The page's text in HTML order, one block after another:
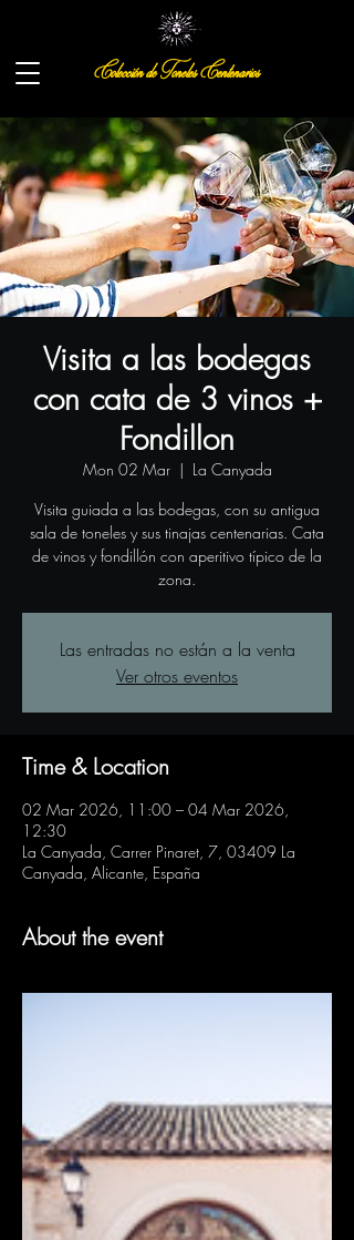
Colección de Toneles Centenarios
Visita a las bodegas
con cata de 3 vinos +
Fondillon
Mon 02 Mar
  |
La Canyada
Visita guiada a las bodegas, con su antigua
sala de toneles y sus tinajas centenarias. Cata
de vinos y fondillón con aperitivo típico de la
zona.
Las entradas no están a la venta
Ver otros eventos
Time & Location
02 Mar 2026, 11:00 – 04 Mar 2026,
12:30
La Canyada, Carrer Pinaret, 7, 03409 La
Canyada, Alicante, España
About the event